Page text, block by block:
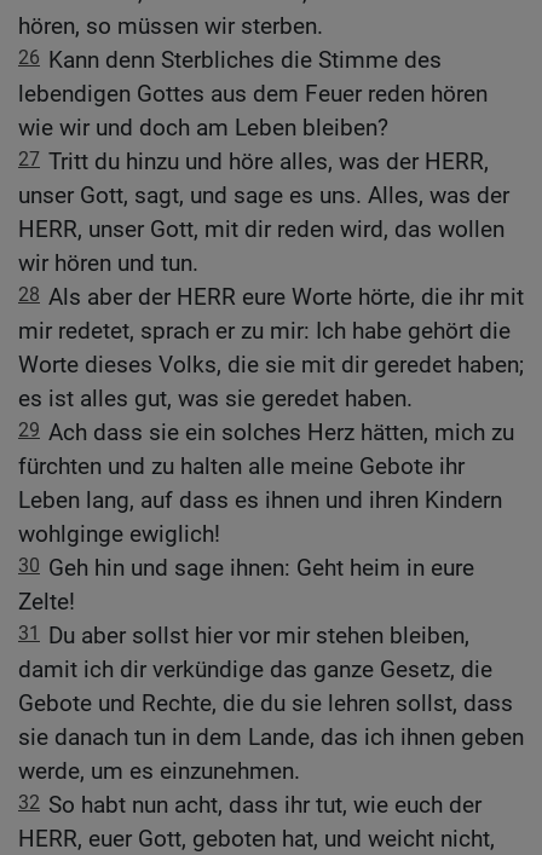
hören, so müssen wir sterben.
26 Kann denn Sterbliches die Stimme des
lebendigen Gottes aus dem Feuer reden hören
wie wir und doch am Leben bleiben?
27 Tritt du hinzu und höre alles, was der HERR,
unser Gott, sagt, und sage es uns. Alles, was der
HERR, unser Gott, mit dir reden wird, das wollen
wir hören und tun.
28 Als aber der HERR eure Worte hörte, die ihr mit
mir redetet, sprach er zu mir: Ich habe gehört die
Worte dieses Volks, die sie mit dir geredet haben;
es ist alles gut, was sie geredet haben.
29 Ach dass sie ein solches Herz hätten, mich zu
fürchten und zu halten alle meine Gebote ihr
Leben lang, auf dass es ihnen und ihren Kindern
wohlginge ewiglich!
30 Geh hin und sage ihnen: Geht heim in eure
Zelte!
31
Du aber sollst hier vor mir stehen bleiben,
damit ich dir verkündige das ganze Gesetz, die
Gebote und Rechte, die du sie lehren sollst, dass
sie danach tun in dem Lande, das ich ihnen geben
werde, um es einzunehmen.
32 So habt nun acht, dass ihr tut, wie euch der
HERR, euer Gott, geboten hat, und weicht nicht,